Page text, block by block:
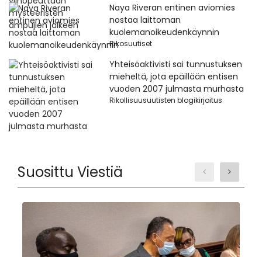
Naya Riveran entinen aviomies
nostaa laittoman
kuolemanoikeudenkäynnin
Rikosuutiset
Yhteisöaktivisti sai tunnustuksen
mieheltä, jota epäillään entisen
vuoden 2007 julmasta murhasta
Rikollisuusuutisten blogikirjoitus
Suosittu Viestiä